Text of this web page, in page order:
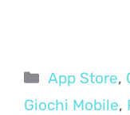
Categorie
App Store,
Giochi Mobile,